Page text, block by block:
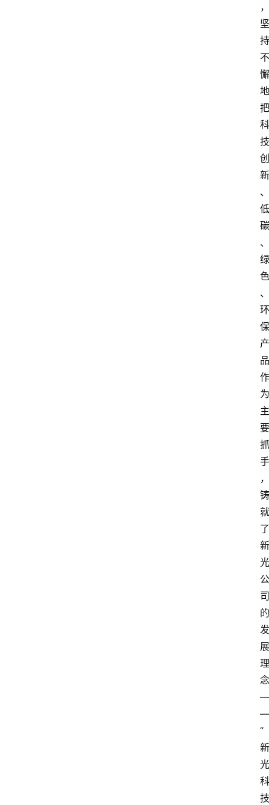
，
坚
持
不
懈
地
把
科
技
创
新
、
低
碳
、
绿
色
、
环
保
产
品
作
为
主
要
抓
手
，
铸
就
了
新
光
公
司
的
发
展
理
念
—
—
“
新
光
科
技